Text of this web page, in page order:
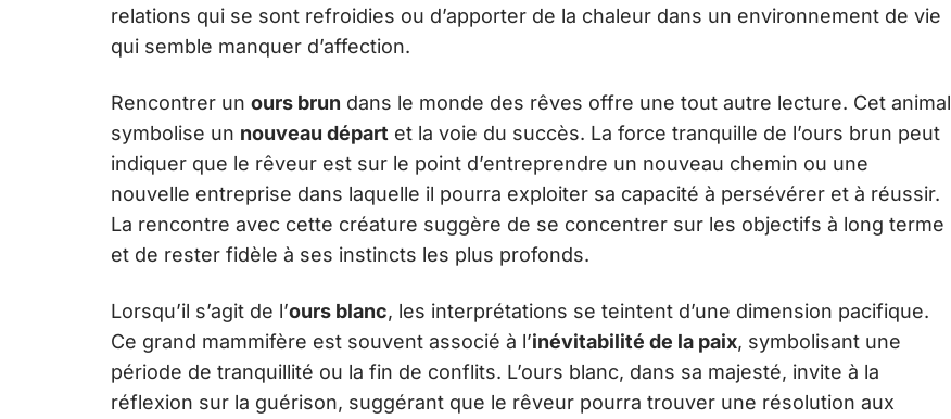
relations qui se sont refroidies ou d’apporter de la chaleur dans un environnement de vie
qui semble manquer d’affection.
Rencontrer un ours brun dans le monde des rêves offre une tout autre lecture. Cet animal
symbolise un nouveau départ et la voie du succès. La force tranquille de l’ours brun peut
indiquer que le rêveur est sur le point d’entreprendre un nouveau chemin ou une
nouvelle entreprise dans laquelle il pourra exploiter sa capacité à persévérer et à réussir.
La rencontre avec cette créature suggère de se concentrer sur les objectifs à long terme
et de rester fidèle à ses instincts les plus profonds.
Lorsqu’il s’agit de l’ours blanc, les interprétations se teintent d’une dimension pacifique.
Ce grand mammifère est souvent associé à l’inévitabilité de la paix, symbolisant une
période de tranquillité ou la fin de conflits. L’ours blanc, dans sa majesté, invite à la
réflexion sur la guérison, suggérant que le rêveur pourra trouver une résolution aux